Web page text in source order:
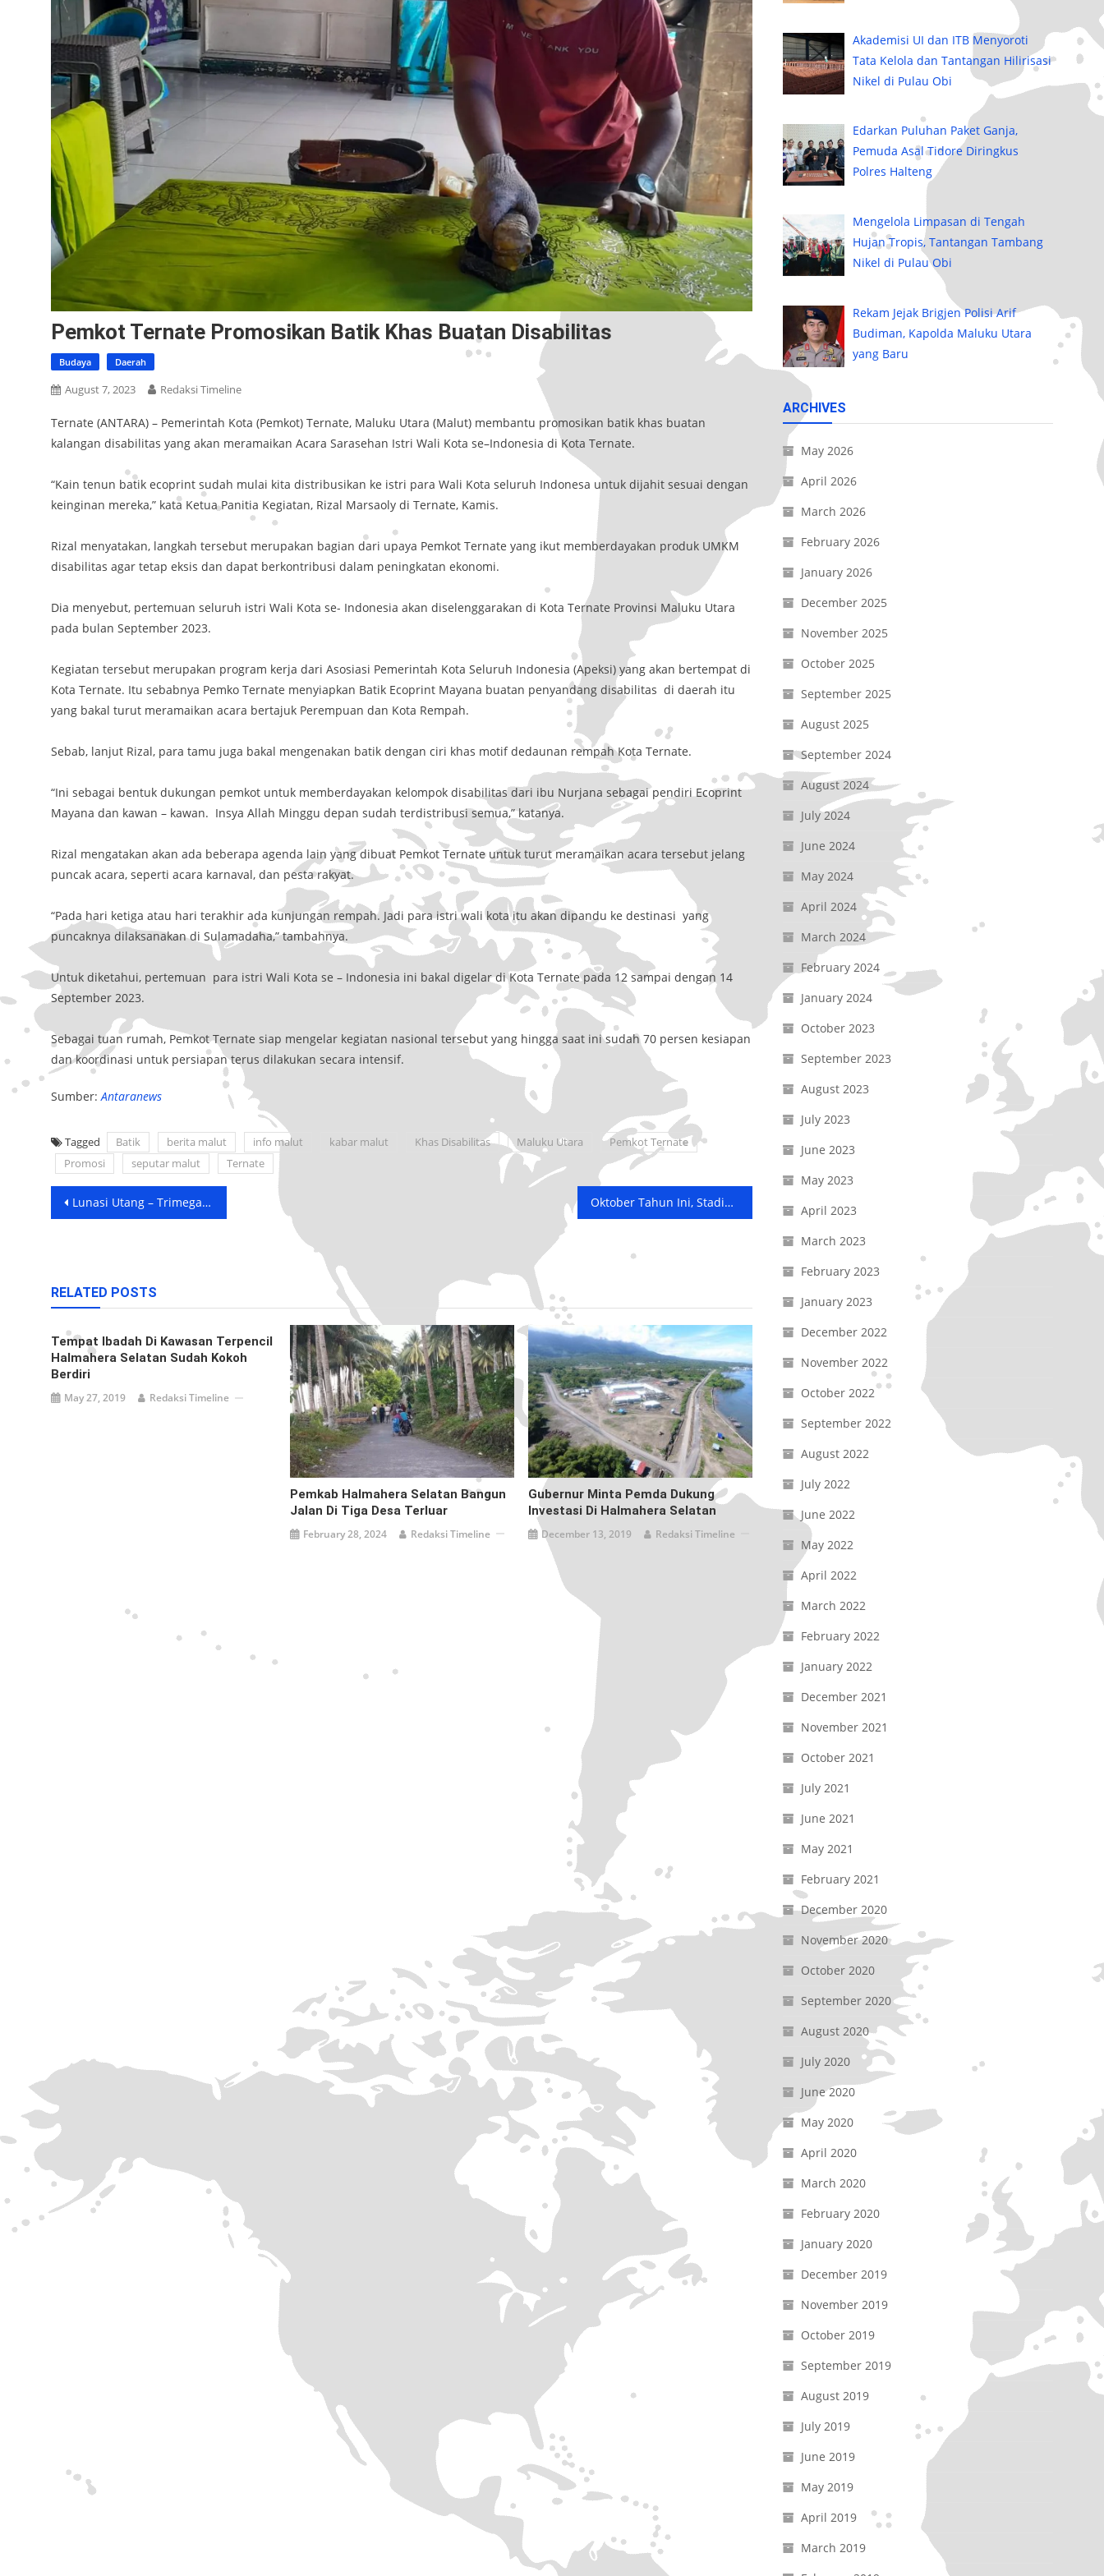
Pemkot Ternate Promosikan Batik Khas Buatan Disabilitas
Budaya Daerah
August 7, 2023 Redaksi Timeline
Ternate (ANTARA) – Pemerintah Kota (Pemkot) Ternate, Maluku Utara (Malut) membantu promosikan batik khas buatan
kalangan disabilitas yang akan meramaikan Acara Sarasehan Istri Wali Kota se–Indonesia di Kota Ternate.
“Kain tenun batik ecoprint sudah mulai kita distribusikan ke istri para Wali Kota seluruh Indonesa untuk dijahit sesuai dengan
keinginan mereka,” kata Ketua Panitia Kegiatan, Rizal Marsaoly di Ternate, Kamis.
Rizal menyatakan, langkah tersebut merupakan bagian dari upaya Pemkot Ternate yang ikut memberdayakan produk UMKM
disabilitas agar tetap eksis dan dapat berkontribusi dalam peningkatan ekonomi.
Dia menyebut, pertemuan seluruh istri Wali Kota se- Indonesia akan diselenggarakan di Kota Ternate Provinsi Maluku Utara
pada bulan September 2023.
Kegiatan tersebut merupakan program kerja dari Asosiasi Pemerintah Kota Seluruh Indonesia (Apeksi) yang akan bertempat di
Kota Ternate. Itu sebabnya Pemko Ternate menyiapkan Batik Ecoprint Mayana buatan penyandang disabilitas di daerah itu
yang bakal turut meramaikan acara bertajuk Perempuan dan Kota Rempah.
Sebab, lanjut Rizal, para tamu juga bakal mengenakan batik dengan ciri khas motif dedaunan rempah Kota Ternate.
“Ini sebagai bentuk dukungan pemkot untuk memberdayakan kelompok disabilitas dari ibu Nurjana sebagai pendiri Ecoprint
Mayana dan kawan – kawan. Insya Allah Minggu depan sudah terdistribusi semua,” katanya.
Rizal mengatakan akan ada beberapa agenda lain yang dibuat Pemkot Ternate untuk turut meramaikan acara tersebut jelang
puncak acara, seperti acara karnaval, dan pesta rakyat.
“Pada hari ketiga atau hari terakhir ada kunjungan rempah. Jadi para istri wali kota itu akan dipandu ke destinasi yang
puncaknya dilaksanakan di Sulamadaha,” tambahnya.
Untuk diketahui, pertemuan para istri Wali Kota se – Indonesia ini bakal digelar di Kota Ternate pada 12 sampai dengan 14
September 2023.
Sebagai tuan rumah, Pemkot Ternate siap mengelar kegiatan nasional tersebut yang hingga saat ini sudah 70 persen kesiapan
dan koordinasi untuk persiapan terus dilakukan secara intensif.
Sumber:Antaranews
Tagged Batik berita malut info malut kabar malut Khas Disabilitas Maluku Utara
Pemkot Ternate
Promosi
seputar malut Ternate
Post
Lunasi Utang – Trimegah Bangun Serap Capex Rp 5,83 Triliun Oktober Tahun Ini, Stadion Gelora Kie Raha Direnovasi
RELATED POSTS
Tempat Ibadah Di Kawasan Terpencil
Halmahera Selatan Sudah Kokoh
Berdiri
May 27, 2019 Redaksi Timeline
Pemkab Halmahera Selatan Bangun
Jalan Di Tiga Desa Terluar
February 28, 2024 Redaksi Timeline
Gubernur Minta Pemda Dukung
Investasi Di Halmahera Selatan
December 13, 2019 Redaksi Timeline
Akademisi UI dan ITB Menyoroti
Tata Kelola dan Tantangan Hilirisasi
Nikel di Pulau Obi
Edarkan Puluhan Paket Ganja,
Pemuda Asal Tidore Diringkus
Polres Halteng
Mengelola Limpasan di Tengah
Hujan Tropis, Tantangan Tambang
Nikel di Pulau Obi
Rekam Jejak Brigjen Polisi Arif
Budiman, Kapolda Maluku Utara
yang Baru
ARCHIVES
May 2026
April 2026
March 2026
February 2026
January 2026
December 2025
November 2025
October 2025
September 2025
August 2025
September 2024
August 2024
July 2024
June 2024
May 2024
April 2024
March 2024
February 2024
January 2024
October 2023
September 2023
August 2023
July 2023
June 2023
May 2023
April 2023
March 2023
February 2023
January 2023
December 2022
November 2022
October 2022
September 2022
August 2022
July 2022
June 2022
May 2022
April 2022
March 2022
February 2022
January 2022
December 2021
November 2021
October 2021
July 2021
June 2021
May 2021
February 2021
December 2020
November 2020
October 2020
September 2020
August 2020
July 2020
June 2020
May 2020
April 2020
March 2020
February 2020
January 2020
December 2019
November 2019
October 2019
September 2019
August 2019
July 2019
June 2019
May 2019
April 2019
March 2019